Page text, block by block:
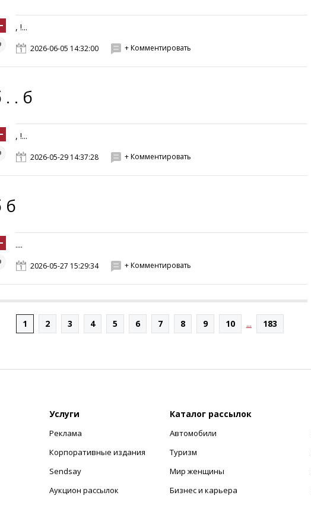
, !...
2026-06-05 14:32:00 + Комментировать
. . б
, !...
2026-05-29 14:37:28 + Комментировать
б
....
2026-05-27 15:29:34 + Комментировать
1 2 3 4 5 6 7 8 9 10 ... 183
Услуги
Реклама
Корпоративные издания
Sendsay
Аукцион рассылок
Каталог рассылок
Автомобили
Туризм
Мир женщины
Бизнес и карьера